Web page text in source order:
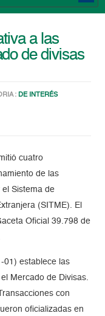
a las
de divisas
:DE INTERÉS
cuatro
de las
Sistema de
(SITME). El
Oficial 39.798 de
01) establece las
Mercado de Divisas.
con
oficializadas en